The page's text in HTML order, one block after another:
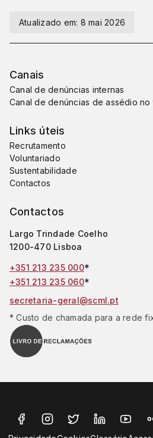
Atualizado em: 8 mai 2026
Canais
Canal de denúncias internas
Canal de denúncias de assédio no
Links úteis
Recrutamento
Voluntariado
Sustentabilidade
Contactos
Contactos
Largo Trindade Coelho
1200-470 Lisboa
+351 213 235 000*
+351 213 235 060*
secretaria-geral@scml.pt
* Custo de chamada para a rede